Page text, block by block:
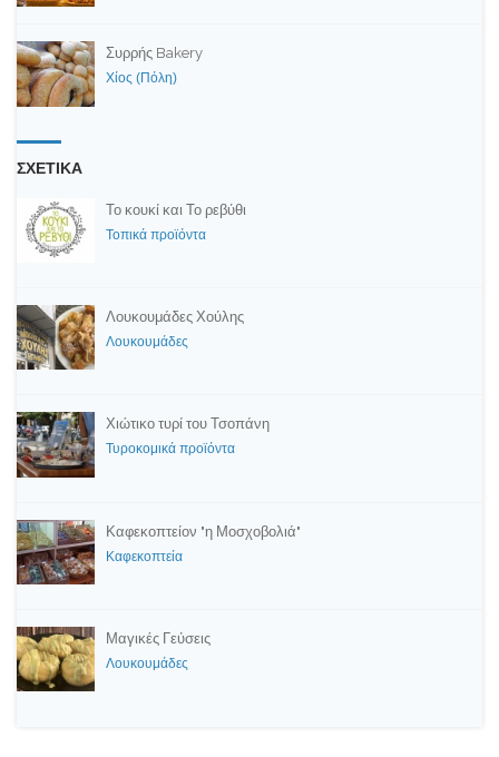
Συρρής Bakery
Χίος (Πόλη)
ΣΧΕΤΙΚΑ
Το κουκί και Το ρεβύθι
Τοπικά προϊόντα
Λουκουμάδες Χούλης
Λουκουμάδες
Χιώτικο τυρί του Τσοπάνη
Τυροκομικά προϊόντα
Καφεκοπτείον "η Μοσχοβολιά"
Καφεκοπτεία
Μαγικές Γεύσεις
Λουκουμάδες